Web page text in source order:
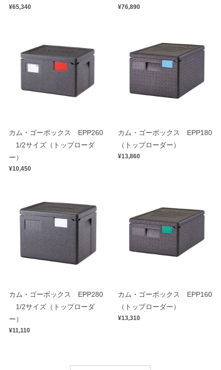
¥65,340 ¥76,890
カム・ゴーボックス EPP260
1/2サイズ（トップローダ
ー）
¥10,450
カム・ゴーボックス EPP180
（トップローダー）
¥13,860
カム・ゴーボックス EPP280
1/2サイズ（トップローダ
ー）
¥11,110
カム・ゴーボックス EPP160
（トップローダー）
¥13,310